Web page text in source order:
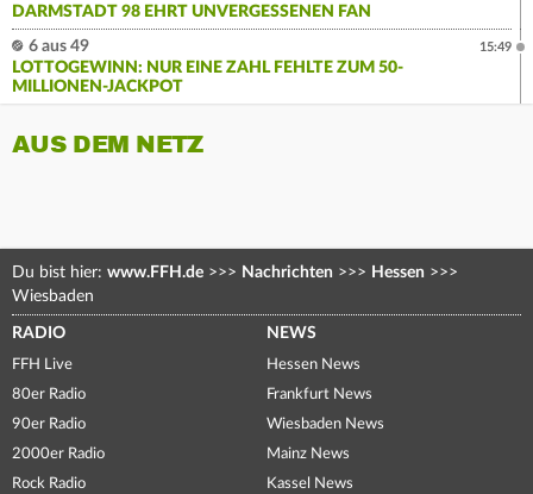
DARMSTADT 98 EHRT UNVERGESSENEN FAN
6 aus 49
LOTTOGEWINN: NUR EINE ZAHL FEHLTE ZUM 50-
MILLIONEN-JACKPOT
15:49
AUS DEM NETZ
Du bist hier: www.FFH.de >>> Nachrichten >>> Hessen >>>
Wiesbaden
RADIO
FFH Live
80er Radio
90er Radio
2000er Radio
Rock Radio
NEWS
Hessen News
Frankfurt News
Wiesbaden News
Mainz News
Kassel News